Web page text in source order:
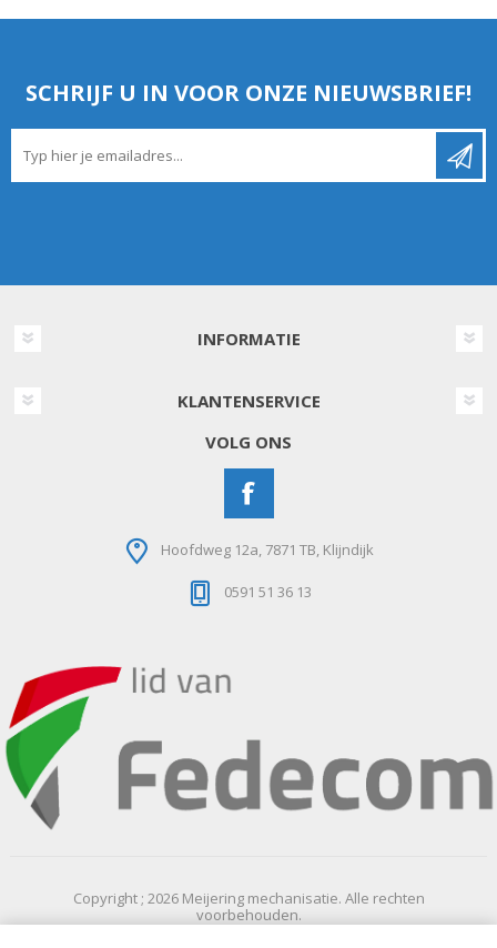
SCHRIJF U IN VOOR ONZE NIEUWSBRIEF!
INFORMATIE
KLANTENSERVICE
VOLG ONS
Hoofdweg 12a, 7871 TB, Klijndijk
0591 51 36 13
Copyright ; 2026 Meijering mechanisatie. Alle rechten
voorbehouden.